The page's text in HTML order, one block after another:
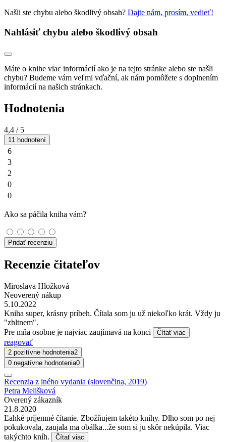
Našli ste chybu alebo škodlivý obsah? Dajte nám, prosím, vedieť!
Nahlásiť chybu alebo škodlivý obsah
Máte o knihe viac informácií ako je na tejto stránke alebo ste našli
chybu? Budeme vám veľmi vďační, ak nám pomôžete s doplnením
informácií na našich stránkach.
Hodnotenia
4,4 / 5
11 hodnotení
6
3
2
0
0
Ako sa páčila kniha vám?
Pridať recenziu
Recenzie čitateľov
Miroslava Hložková
Neoverený nákup
5.10.2022
Kniha super, krásny príbeh. Čítala som ju už niekoľko krát. Vždy ju
"zhltnem".
Pre mňa osobne je najviac zaujímavá na konci
Čítať viac
reagovať
2 pozitívne hodnotenia2
0 negatívne hodnotenia0
Recenzia z iného vydania (slovenčina, 2019)
Petra Melišková
Overený zákazník
21.8.2020
Ľahké príjemné čítanie. Zbožňujem takéto knihy. Dlho som po nej
pokukovala, zaujala ma obálka...že som si ju skôr nekúpila. Viac
takýchto kníh.
Čítať viac